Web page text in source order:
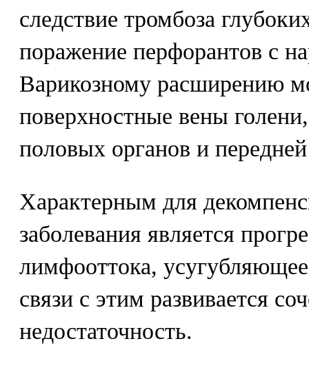
следствие тромбоза
поражение перфорантов с
Варикозному расширению
поверхностные вены
половых органов и
Характерным для
заболевания является
лимфооттока,
связи с этим развивается
недостаточность.